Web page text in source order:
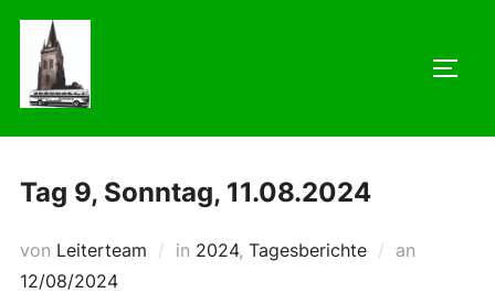
Tag 9, Sonntag, 11.08.2024
von Leiterteam in 2024, Tagesberichte
an
12/08/2024